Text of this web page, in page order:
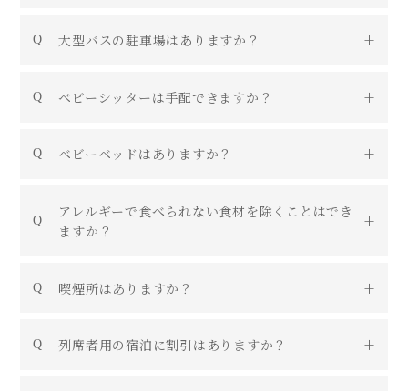
大型バスの駐車場はありますか？
ベビーシッターは手配できますか？
ベビーベッドはありますか？
アレルギーで食べられない食材を除くことはでき
ますか？
喫煙所はありますか？
列席者用の宿泊に割引はありますか？